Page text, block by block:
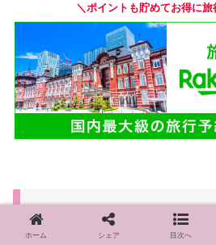
＼ポイントも貯めてお得に旅
まとめ
ホーム シェア 目次へ